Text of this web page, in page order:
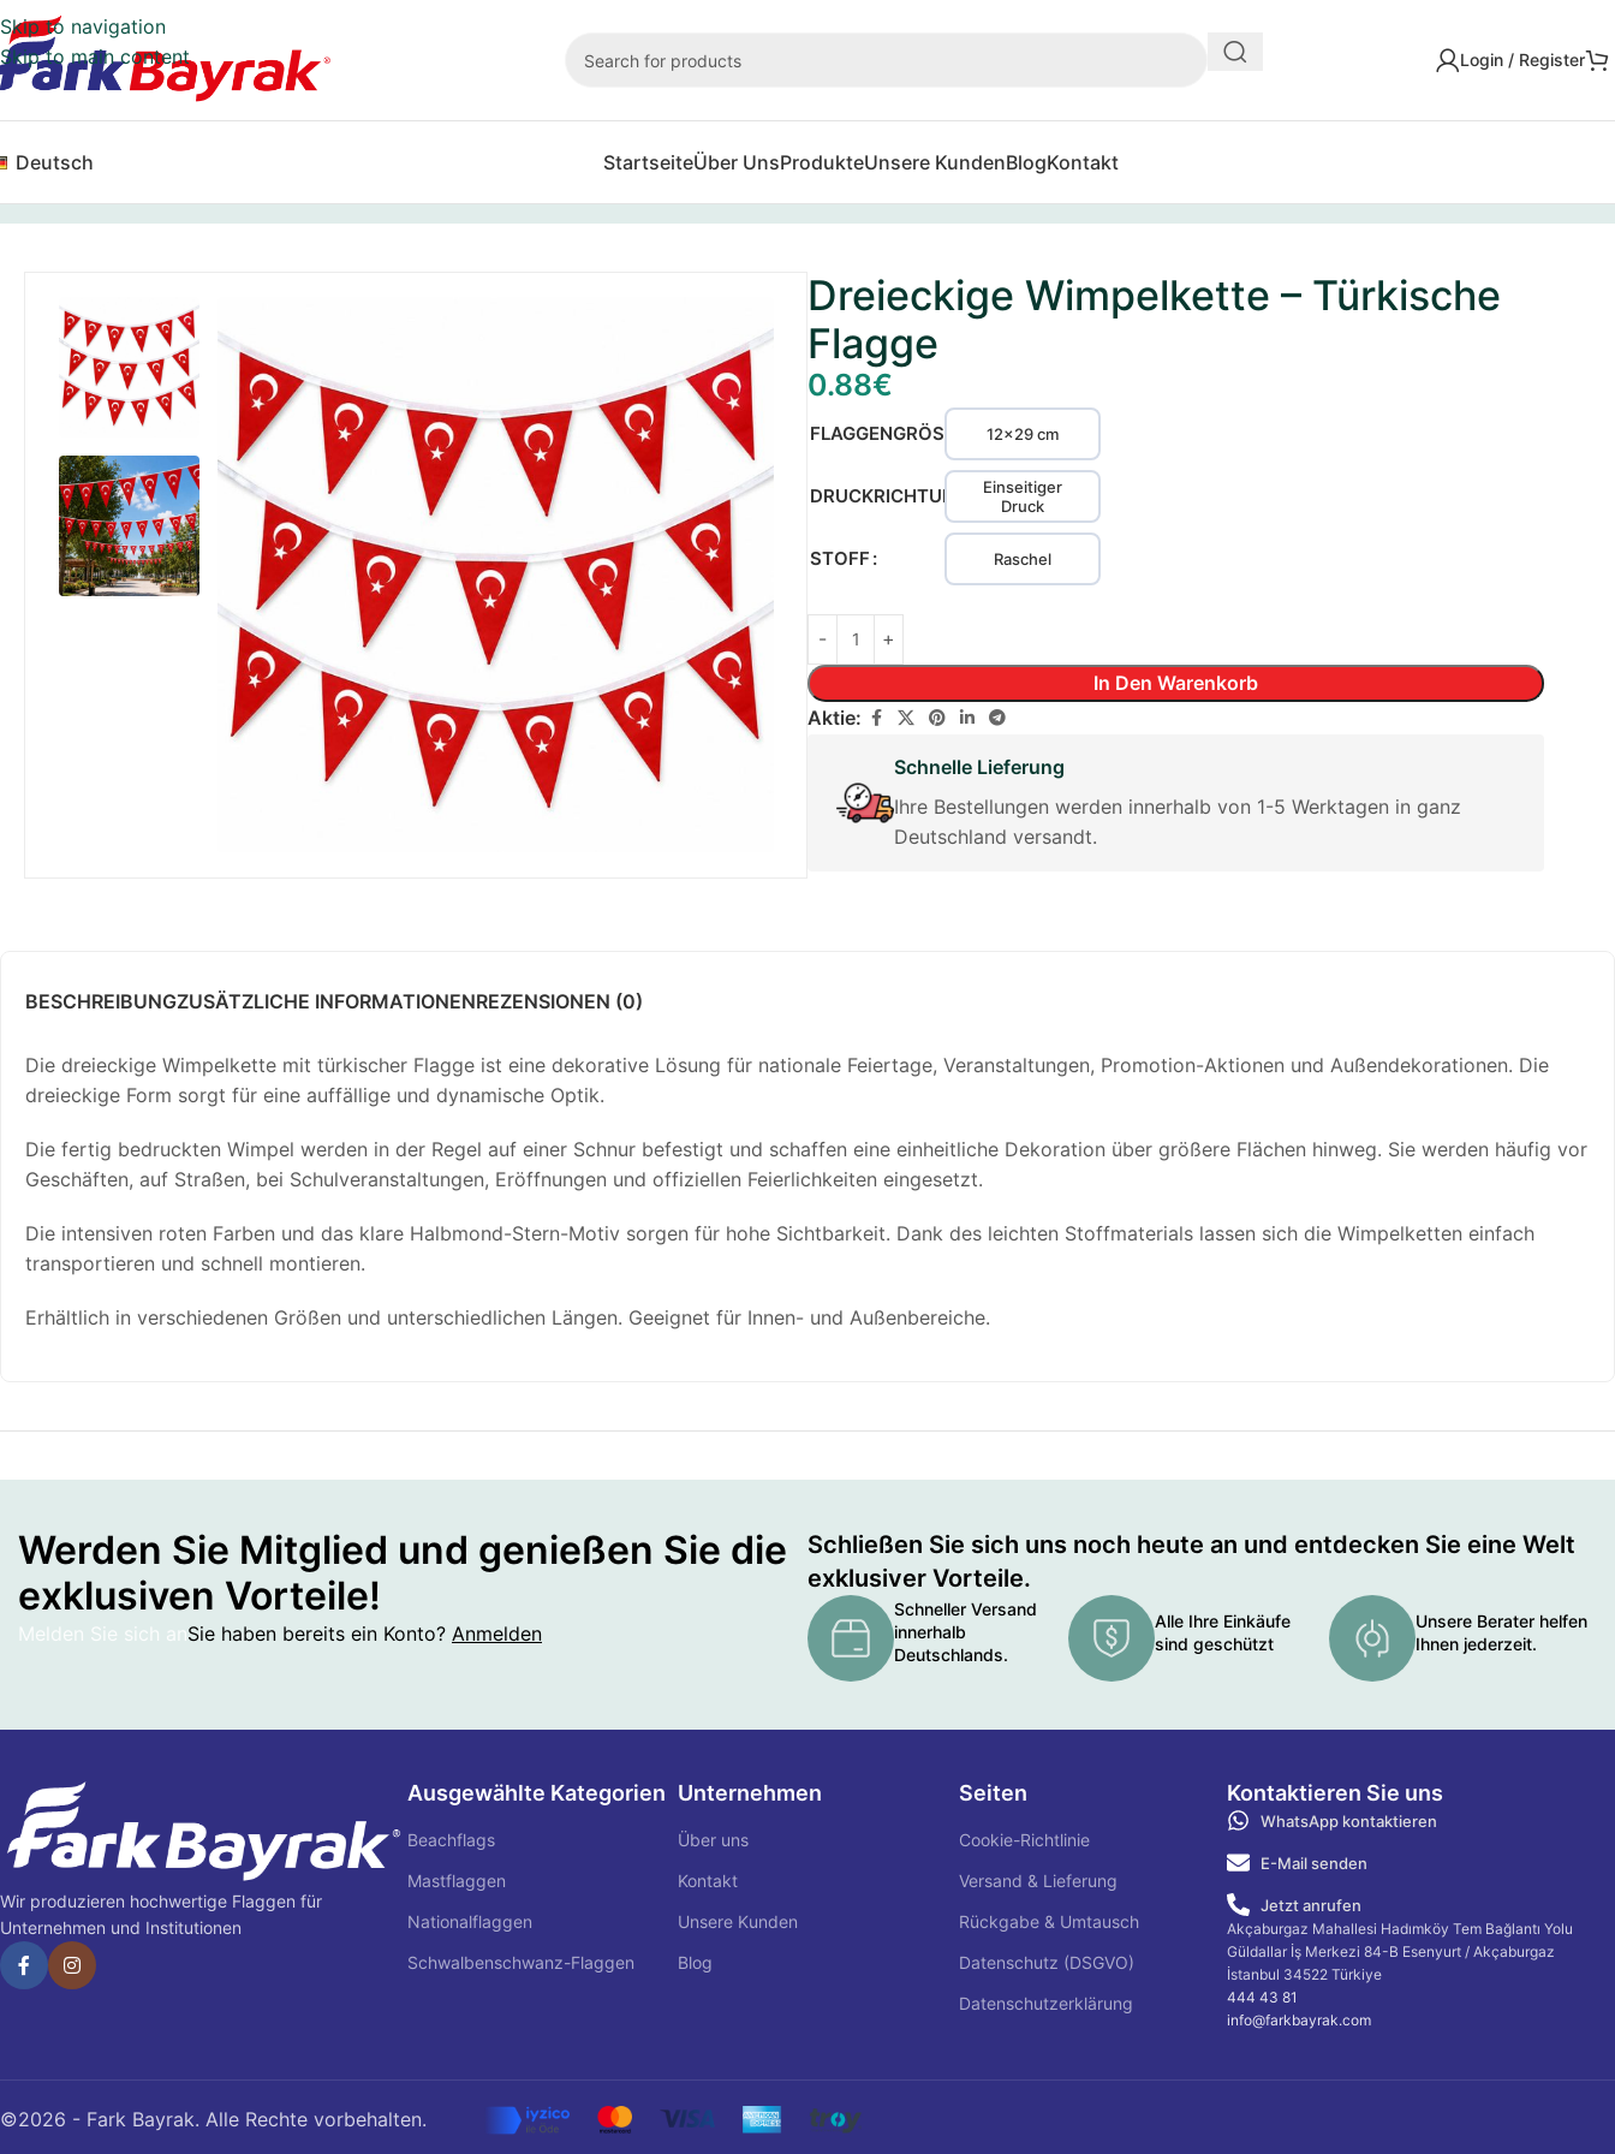
Skip to navigation
Skip to main content
Login / Register
Deutsch StartseiteÜber UnsProdukteUnsere KundenBlogKontakt
Dreieckige Wimpelkette – Türkische
Flagge
0.88€
FLAGGENGRÖSSE 12x29 cm
DRUCKRICHTUNG
Einseitiger
Druck
STOFF Raschel
In Den Warenkorb
Aktie:
Schnelle Lieferung
Ihre Bestellungen werden innerhalb von 1-5 Werktagen in ganz
Deutschland versandt.
BESCHREIBUNGZUSÄTZLICHE INFORMATIONENREZENSIONEN (0)
Die dreieckige Wimpelkette mit türkischer Flagge ist eine dekorative Lösung für nationale Feiertage, Veranstaltungen, Promotion-Aktionen und Außendekorationen. Die
dreieckige Form sorgt für eine auffällige und dynamische Optik.
Die fertig bedruckten Wimpel werden in der Regel auf einer Schnur befestigt und schaffen eine einheitliche Dekoration über größere Flächen hinweg. Sie werden häufig vor
Geschäften, auf Straßen, bei Schulveranstaltungen, Eröffnungen und offiziellen Feierlichkeiten eingesetzt.
Die intensiven roten Farben und das klare Halbmond-Stern-Motiv sorgen für hohe Sichtbarkeit. Dank des leichten Stoffmaterials lassen sich die Wimpelketten einfach
transportieren und schnell montieren.
Erhältlich in verschiedenen Größen und unterschiedlichen Längen. Geeignet für Innen- und Außenbereiche.
Werden Sie Mitglied und genießen Sie die
exklusiven Vorteile!
Melden Sie sich anSie haben bereits ein Konto? Anmelden
Schließen Sie sich uns noch heute an und entdecken Sie eine Welt
exklusiver Vorteile.
Schneller Versand
innerhalb
Deutschlands.
Alle Ihre Einkäufe
sind geschützt
Unsere Berater helfen
Ihnen jederzeit.
Wir produzieren hochwertige Flaggen für
Unternehmen und Institutionen
Ausgewählte Kategorien
Beachflags
Mastflaggen
Nationalflaggen
Schwalbenschwanz-Flaggen
Unternehmen
Über uns
Kontakt
Unsere Kunden
Blog
Seiten
Cookie-Richtlinie
Versand & Lieferung
Rückgabe & Umtausch
Datenschutz (DSGVO)
Datenschutzerklärung
Kontaktieren Sie uns
WhatsApp kontaktieren
E-Mail senden
Jetzt anrufen
Akçaburgaz Mahallesi Hadımköy Tem Bağlantı Yolu
Güldallar İş Merkezi 84-B Esenyurt / Akçaburgaz
İstanbul 34522 Türkiye
444 43 81
info@farkbayrak.com
©2026 - Fark Bayrak. Alle Rechte vorbehalten.